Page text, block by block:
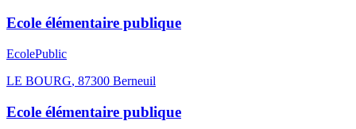
Ecole élémentaire publique
EcolePublic
LE BOURG, 87300 Berneuil
Ecole élémentaire publique